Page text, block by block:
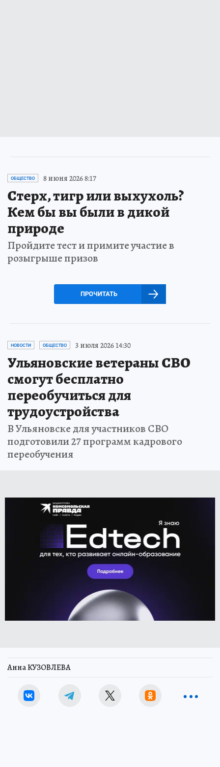
ОБЩЕСТВО 8 июня 2026 8:17
Стерх, тигр или выхухоль?
Кем бы вы были в дикой
природе
Пройдите тест и примите участие в
розыгрыше призов
ПРОЧИТАТЬ
НОВОСТИ ОБЩЕСТВО 3 июля 2026 14:30
Ульяновские ветераны СВО
смогут бесплатно
переобучиться для
трудоустройства
В Ульяновске для участников СВО
подготовили 27 программ кадрового
переобучения
Анна КУЗОВЛЕВА